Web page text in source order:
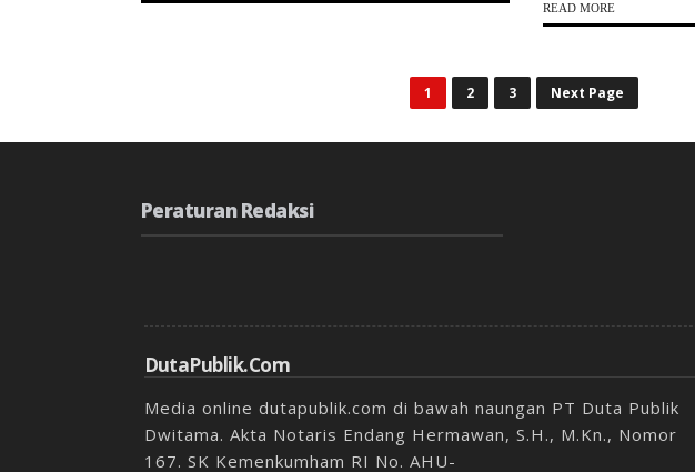
READ MORE
1 2 3 Next Page
Peraturan Redaksi
DutaPublik.com
Media online dutapublik.com di bawah naungan PT Duta Publik
Dwitama. Akta Notaris Endang Hermawan, S.H., M.Kn., Nomor
167. SK Kemenkumham RI No. AHU-